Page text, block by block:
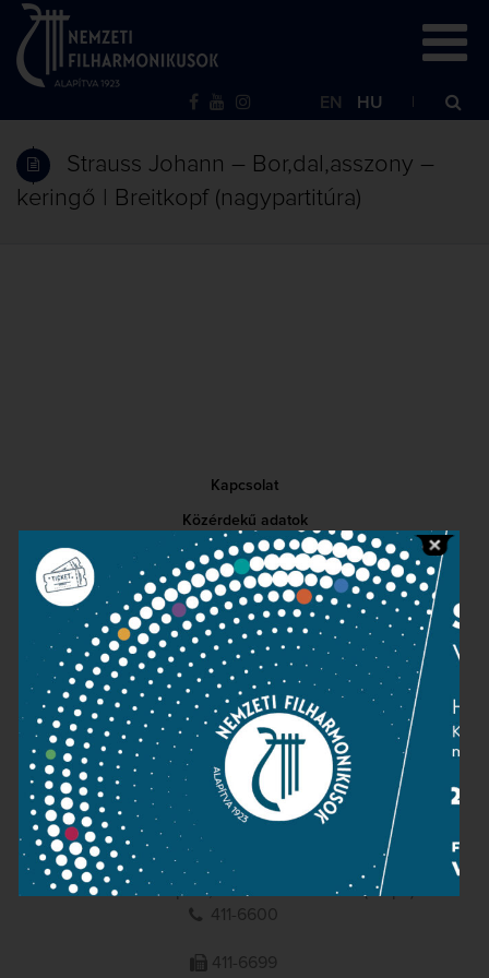
EN HU
Strauss Johann – Bor,dal,asszony –
keringő | Breitkopf (nagypartitúra)
Kapcsolat
Közérdekű adatok
Sajtószoba
Adatvédelem
Impresszum
NEMZETI
FILHARMONIKUSOK
1095 Budapest, Komor Marcell u. 1. (Müpa)
411-6600
411-6699